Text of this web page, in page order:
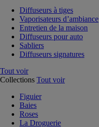
Diffuseurs à tiges
Vaporisateurs d’ambiance
Entretien de la maison
Diffuseurs pour auto
Sabliers
Diffuseurs signatures
Tout voir
Collections Tout voir
Figuier
Baies
Roses
La Droguerie